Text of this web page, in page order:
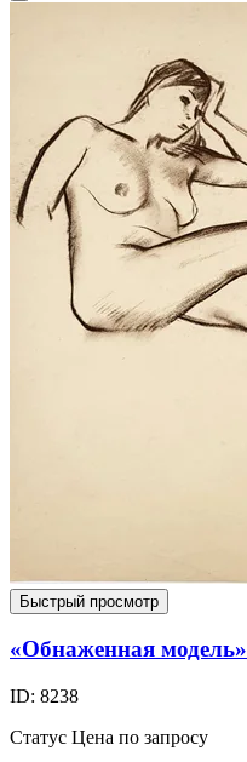
Быстрый просмотр
«Обнаженная модель»
ID: 8238
Статус Цена по запросу